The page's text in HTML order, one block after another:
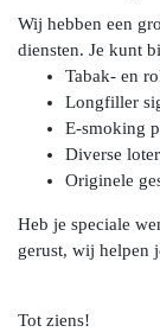
Wij hebben een
diensten. Je kunt
Tabak- en
Longfiller
E-smoking
Diverse
Originele
Heb je speciale
gerust, wij helpen
Tot ziens!